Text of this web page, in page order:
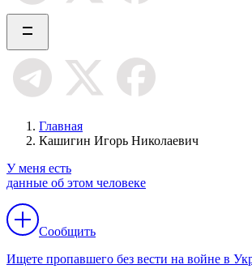
Главная
Кашигин Игорь Николаевич
У меня есть
данные об этом человеке
Сообщить
Ищете пропавшего без вести на войне в